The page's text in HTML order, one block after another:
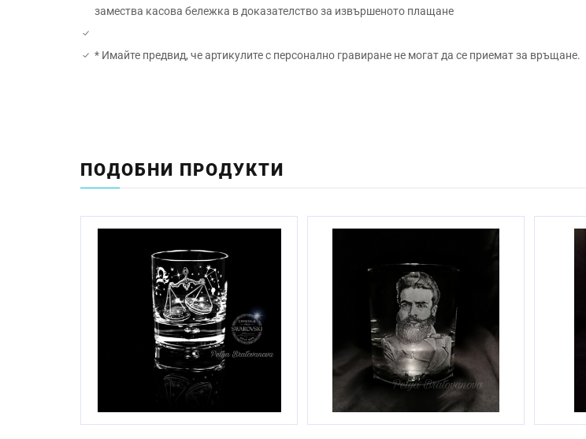
замества касова бележка в доказателство за извършеното плащане
* Имайте предвид, че артикулите с персонално гравиране не могат да се приемат за връщане.
Начин на гравиране:
Размер:
Миене в съдомиялна машина: Да
Стандартен срок за изработка:
ПОДОБНИ ПРОДУКТИ